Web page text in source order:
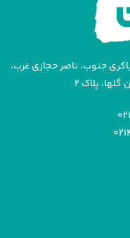
جنوب، ناصر حجازی غرب،
پلاک ۲